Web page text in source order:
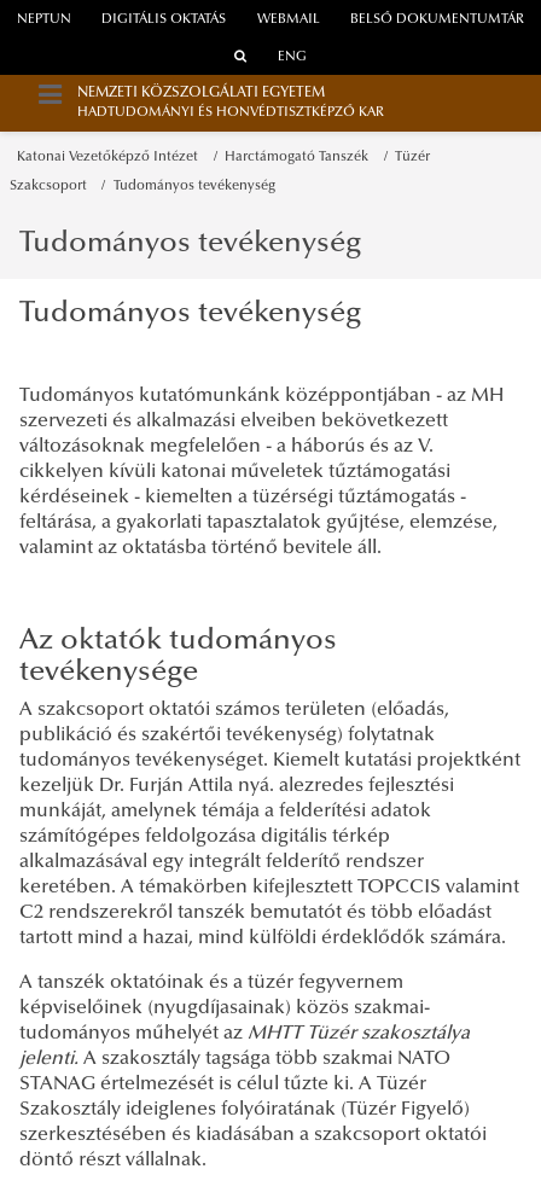
WEBMAIL
NEPTUN DIGITÁLIS OKTATÁS BELSŐ DOKUMENTUMTÁR
ENG
NEMZETI KÖZSZOLGÁLATI EGYETEM
HADTUDOMÁNYI ÉS HONVÉDTISZTKÉPZŐ KAR
Katonai Vezetőképző Intézet Harctámogató Tanszék Tüzér
Szakcsoport Tudományos tevékenység
Tudományos tevékenység
Tudományos tevékenység
Tudományos kutatómunkánk középpontjában - az MH
szervezeti és alkalmazási elveiben bekövetkezett
változásoknak megfelelően - a háborús és az V.
cikkelyen kívüli katonai műveletek tűztámogatási
kérdéseinek - kiemelten a tüzérségi tűztámogatás -
feltárása, a gyakorlati tapasztalatok gyűjtése, elemzése,
valamint az oktatásba történő bevitele áll.
Az oktatók tudományos
tevékenysége
A szakcsoport oktatói számos területen (előadás,
publikáció és szakértői tevékenység) folytatnak
tudományos tevékenységet. Kiemelt kutatási projektként
kezeljük Dr. Furján Attila nyá. alezredes fejlesztési
munkáját, amelynek témája a felderítési adatok
számítógépes feldolgozása digitális térkép
alkalmazásával egy integrált felderítő rendszer
keretében. A témakörben kifejlesztett TOPCCIS valamint
C2 rendszerekről tanszék bemutatót és több előadást
tartott mind a hazai, mind külföldi érdeklődők számára.
A tanszék oktatóinak és a tüzér fegyvernem
képviselőinek (nyugdíjasainak) közös szakmai-
tudományos műhelyét az MHTT Tüzér szakosztálya
jelenti. A szakosztály tagsága több szakmai NATO
STANAG értelmezését is célul tűzte ki. A Tüzér
Szakosztály ideiglenes folyóiratának (Tüzér Figyelő)
szerkesztésében és kiadásában a szakcsoport oktatói
döntő részt vállalnak.